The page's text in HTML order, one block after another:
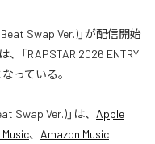
Swap Ver.)」が配信開始
「RAPSTAR 2026 ENTRY
っている。
Swap Ver.)」は、 Apple
Music、 Amazon Music